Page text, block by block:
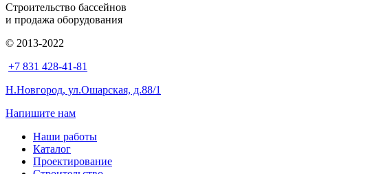
Строительство бассейнов
и продажа оборудования
© 2013-2022
+7 831 428-41-81
Н.Новгород, ул.Ошарская, д.88/1
Напишите нам
Наши работы
Каталог
Проектирование